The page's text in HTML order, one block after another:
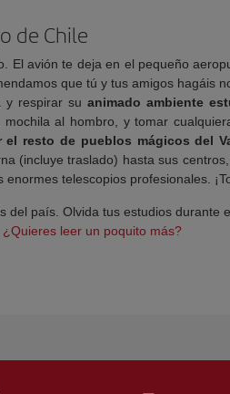
de Chile
El avión te deja en el pequeño
que tú y tus amigos hagáis
y respirar suanimado ambiente
al hombro, y tomar
el resto de pueblos mágicos del
(incluye traslado) hasta sus
telescopios profesionales.
del país. Olvida tus estudios durante
¿Quieres leer un poquito más?